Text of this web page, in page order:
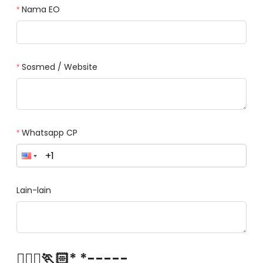
Nama EO
Sosmed / Website
Whatsapp CP
Lain-lain
🏃🏻‍♀️🏃🏻* *-----